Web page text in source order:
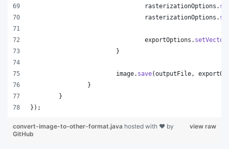
rasterizationOptions .
rasterizationOptions .
exportOptions .
			}
image. save(outputFile ,
		}
	}
});
view raw
convert-image-to-other-format.java hosted with ❤ by
GitHub